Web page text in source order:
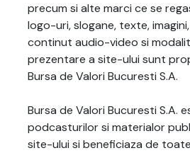
precum si alte marci ce se
logo-uri, slogane, texte,
continut audio-video si
prezentare a site-ului sunt
Bursa de Valori Bucuresti S.A.
Bursa de Valori Bucuresti S.A.
podcasturilor si materialor
site-ului si beneficiaza de